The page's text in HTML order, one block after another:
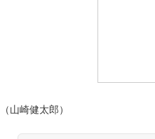
（山崎健太郎）